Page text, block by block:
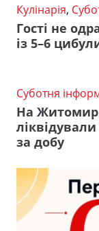
Кулінарія,
Гості не
із 5–6
Суботня
На
за добу